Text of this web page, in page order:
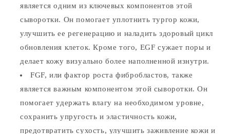
является одним из ключевых компонентов этой
сыворотки. Он помогает уплотнить тургор кожи,
улучшить ее регенерацию и наладить здоровый цикл
обновления клеток. Кроме того, EGF сужает поры и
делает кожу визуально более наполненной изнутри.
FGF, или фактор роста фибробластов, также
является важным компонентом этой сыворотки. Он
помогает удержать влагу на необходимом уровне,
сохранить упругость и эластичность кожи,
предотвратить сухость, улучшить заживление кожи и